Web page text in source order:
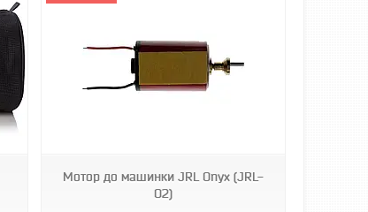
Мотор до машинки JRL Onyx (JRL-
O2)